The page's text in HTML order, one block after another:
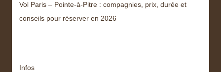
Vol Paris – Pointe-à-Pitre : compagnies, prix, durée et
conseils pour réserver en 2026
Infos